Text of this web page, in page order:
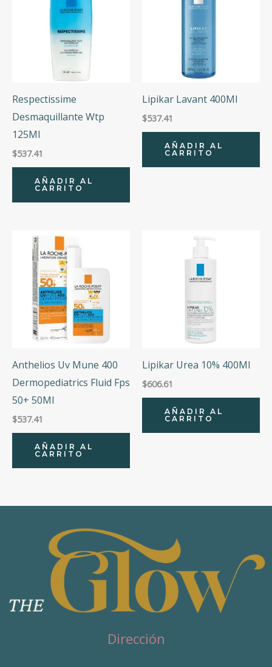
Respectissime
Desmaquillante Wtp
125Ml
$537.41
AÑADIR AL
CARRITO
Lipikar Lavant 400Ml
$537.41
AÑADIR AL
CARRITO
Anthelios Uv Mune 400
Dermopediatrics Fluid Fps
50+ 50Ml
$537.41
AÑADIR AL
CARRITO
Lipikar Urea 10% 400Ml
$606.61
AÑADIR AL
CARRITO
Dirección